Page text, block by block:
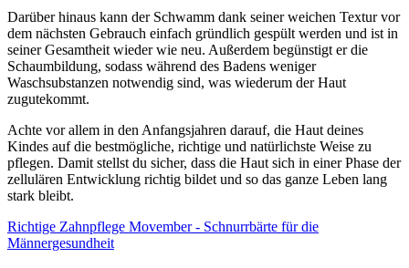
Darüber hinaus kann der Schwamm dank seiner weichen Textur vor
dem nächsten Gebrauch einfach gründlich gespült werden und ist in
seiner Gesamtheit wieder wie neu. Außerdem begünstigt er die
Schaumbildung, sodass während des Badens weniger
Waschsubstanzen notwendig sind, was wiederum der Haut
zugutekommt.
Achte vor allem in den Anfangsjahren darauf, die Haut deines
Kindes auf die bestmögliche, richtige und natürlichste Weise zu
pflegen. Damit stellst du sicher, dass die Haut sich in einer Phase der
zellulären Entwicklung richtig bildet und so das ganze Leben lang
stark bleibt.
Richtige Zahnpflege Movember - Schnurrbärte für die
Männergesundheit